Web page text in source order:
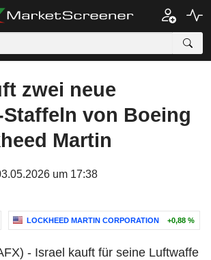
zwei neue
von Boeing
Martin
um 17:38
LOCKHEED MARTIN CORPORATION +0,88 %
- Israel kauft für seine Luftwaffe